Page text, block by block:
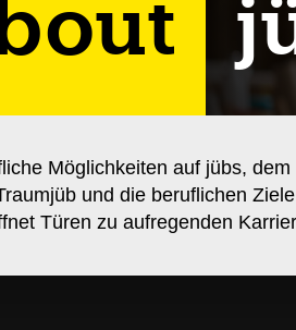
Möglichkeiten auf jübs,
und die beruflichen
Türen zu aufregenden